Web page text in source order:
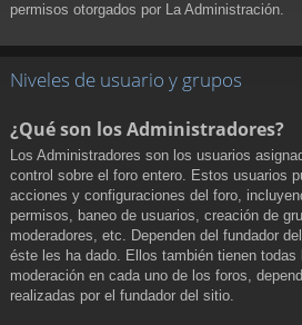
permisos otorgados por La Administración.
Niveles de usuario y grupos
¿Qué son los Administradores?
Los Administradores son los usuarios
control sobre el foro entero. Estos usuarios
acciones y configuraciones del foro,
permisos, baneo de usuarios, creación de
moderadores, etc. Dependen del fundador
éste les ha dado. Ellos también tienen todas
moderación en cada uno de los foros,
realizadas por el fundador del sitio.